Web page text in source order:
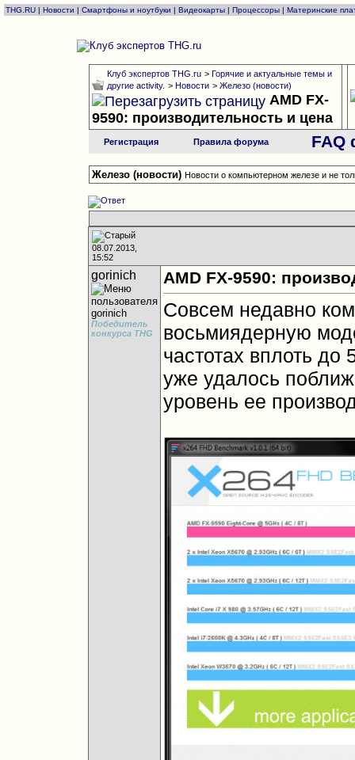
THG.RU | Новости | Смартфоны и ноутбуки | Видеокарты | Процессоры | Материнские
Клуб экспертов THG.ru > Горячие и актуальные темы и
другие activity. > Новости > Железо (новости)
AMD FX-
9590: производительность и цена
Регистрация Правила форума FAQ
Железо (новости) Новости о компьютерном железе и не
08.07.2013,
15:52
gorinich
Победитель
конкурса THG
AMD FX-9590:
Совсем недавно
восьмиядерную
частотах вплоть
уже удалось
уровень ее